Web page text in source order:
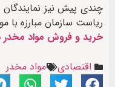
چندی پیش نیز
ریاست سازمان مبارزه با
خرید و فروش مواد مخدر
اقتصادی
مواد مخدر